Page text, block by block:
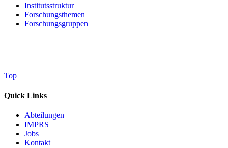
Institutsstruktur
Forschungsthemen
Forschungsgruppen
Top
Quick Links
Abteilungen
IMPRS
Jobs
Kontakt